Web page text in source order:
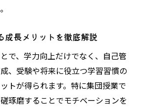
成長メリットを徹底解説
で、学力向上だけでなく、自己管
、受験や将来に役立つ学習習慣の
トが得られます。特に集団授業で
琢磨することでモチベーションを